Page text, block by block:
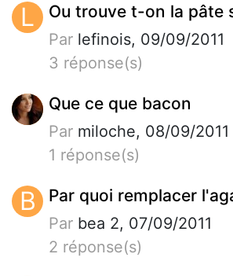
L Ou trouve t-on la pâte
Par lefinois, 09/09/2011
3 réponse(s)
Que ce que bacon
Par miloche, 08/09/2011
1 réponse(s)
B Par quoi remplacer
Par bea 2, 07/09/2011
2 réponse(s)